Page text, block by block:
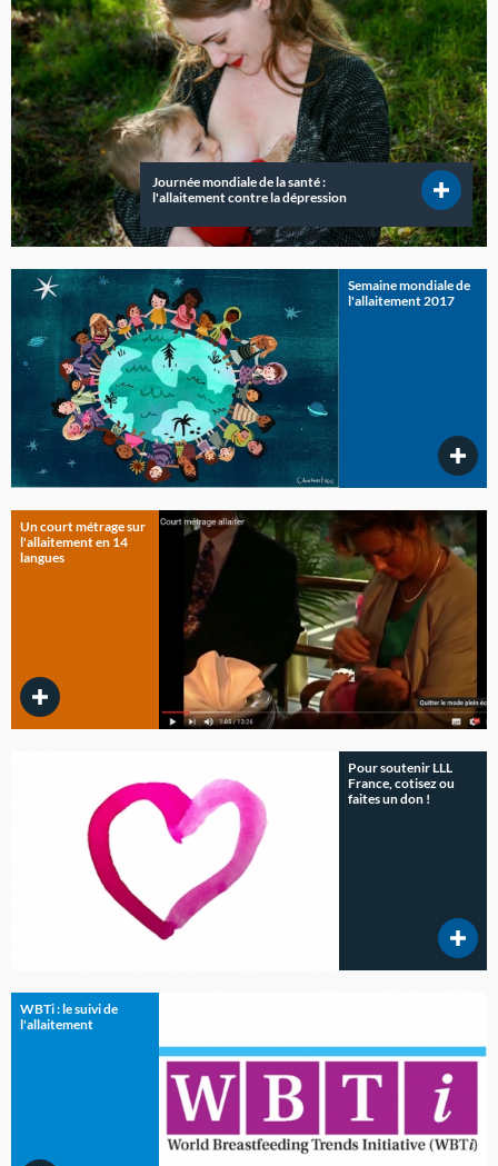
Journée mondiale de la santé :
l'allaitement contre la dépression
Semaine mondiale de
l'allaitement 2017
Un court métrage sur
l'allaitement en 14
langues
Pour soutenir LLL
France, cotisez ou
faites un don !
WBTi : le suivi de
l'allaitement